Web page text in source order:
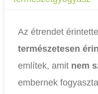
Az étrendet
természetesen
említek, amit nem
embernek